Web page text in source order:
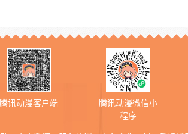
腾讯动漫客户端
腾讯动漫微信小
程序